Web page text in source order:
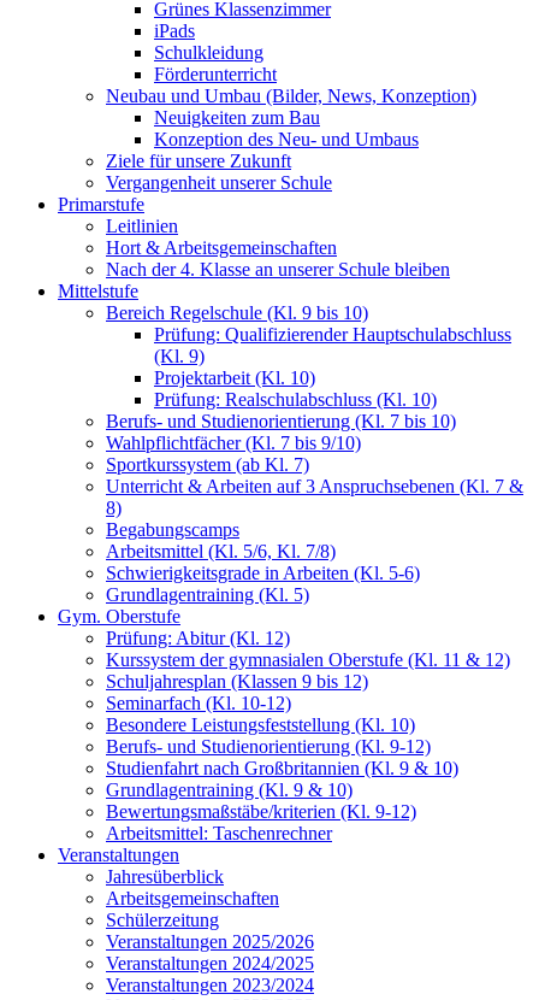
Grünes Klassenzimmer
iPads
Schulkleidung
Förderunterricht
Neubau und Umbau (Bilder, News, Konzeption)
Neuigkeiten zum Bau
Konzeption des Neu- und Umbaus
Ziele für unsere Zukunft
Vergangenheit unserer Schule
Primarstufe
Leitlinien
Hort & Arbeitsgemeinschaften
Nach der 4. Klasse an unserer Schule bleiben
Mittelstufe
Bereich Regelschule (Kl. 9 bis 10)
Prüfung: Qualifizierender Hauptschulabschluss
(Kl. 9)
Projektarbeit (Kl. 10)
Prüfung: Realschulabschluss (Kl. 10)
Berufs- und Studienorientierung (Kl. 7 bis 10)
Wahlpflichtfächer (Kl. 7 bis 9/10)
Sportkurssystem (ab Kl. 7)
Unterricht & Arbeiten auf 3 Anspruchsebenen (Kl. 7 &
8)
Begabungscamps
Arbeitsmittel (Kl. 5/6, Kl. 7/8)
Schwierigkeitsgrade in Arbeiten (Kl. 5-6)
Grundlagentraining (Kl. 5)
Gym. Oberstufe
Prüfung: Abitur (Kl. 12)
Kurssystem der gymnasialen Oberstufe (Kl. 11 & 12)
Schuljahresplan (Klassen 9 bis 12)
Seminarfach (Kl. 10-12)
Besondere Leistungsfeststellung (Kl. 10)
Berufs- und Studienorientierung (Kl. 9-12)
Studienfahrt nach Großbritannien (Kl. 9 & 10)
Grundlagentraining (Kl. 9 & 10)
Bewertungsmaßstäbe/kriterien (Kl. 9-12)
Arbeitsmittel: Taschenrechner
Veranstaltungen
Jahresüberblick
Arbeitsgemeinschaften
Schülerzeitung
Veranstaltungen 2025/2026
Veranstaltungen 2024/2025
Veranstaltungen 2023/2024